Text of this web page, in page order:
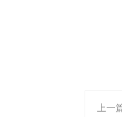
上一